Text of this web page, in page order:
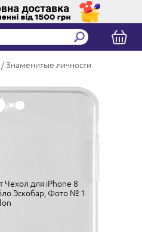
Знаменитые личности